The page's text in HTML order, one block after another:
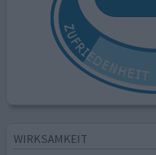
WIRKSAMKEIT